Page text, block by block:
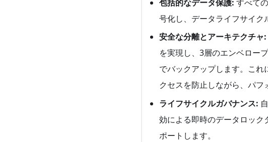
包括的なデータ保護: すべて
号化し、データライフサイク
安全な分離とアーキテクチャ:
を実現し、3層のエンベロー
でバックアップします。こ
クセスを防止しながら、パフ
ライフサイクルガバナンス:
効による即時のデータロッ
ポートします。